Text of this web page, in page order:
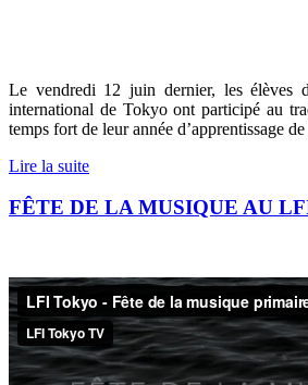
Le vendredi 12 juin dernier, les élèves
international de Tokyo ont participé au
temps fort de leur année d’apprentissage
Lire la suite
FÊTE DE LA MUSIQUE AU